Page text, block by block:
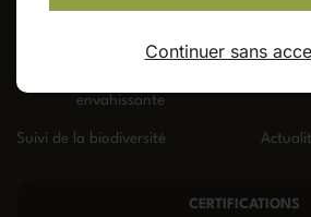
Esod
envahissante
Suivi de la biodiversité
CERTIFICATIONS
Continuer sans